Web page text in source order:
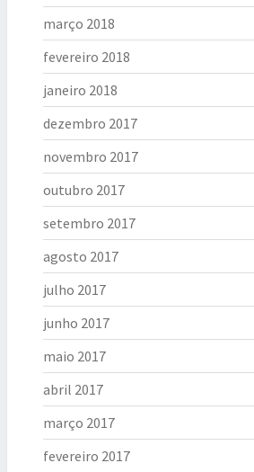
março 2018
fevereiro 2018
janeiro 2018
dezembro 2017
novembro 2017
outubro 2017
setembro 2017
agosto 2017
julho 2017
junho 2017
maio 2017
abril 2017
março 2017
fevereiro 2017